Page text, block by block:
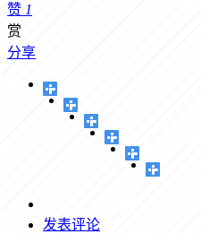
赞 1
赏
分享
发表评论